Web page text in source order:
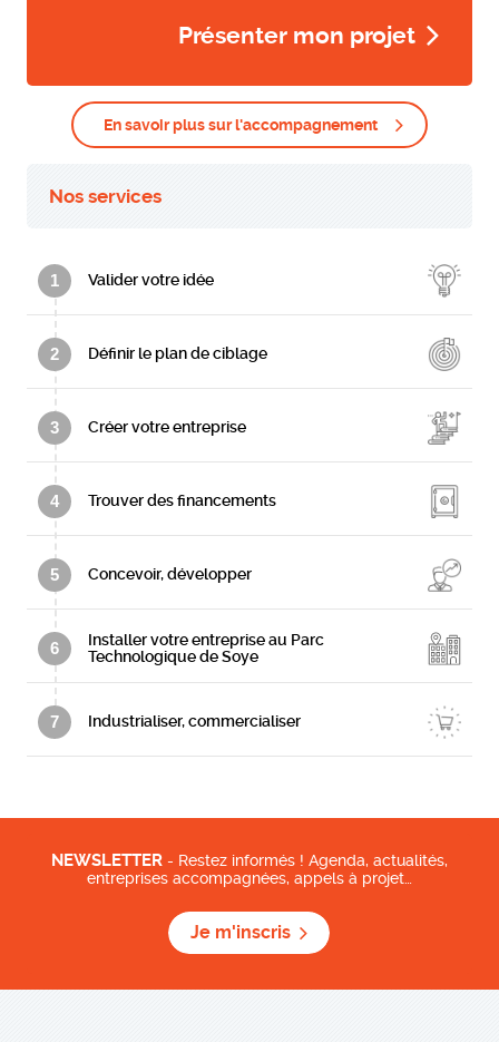
Présenter mon projet
En savoir plus sur l'accompagnement
Nos services
1 Valider votre idée
2 Définir le plan de ciblage
3 Créer votre entreprise
4 Trouver des financements
5 Concevoir, développer
6
Installer votre entreprise au Parc
Technologique de Soye
7 Industrialiser, commercialiser
NEWSLETTER - Restez informés ! Agenda, actualités,
entreprises accompagnées, appels à projet…
Je m'inscris